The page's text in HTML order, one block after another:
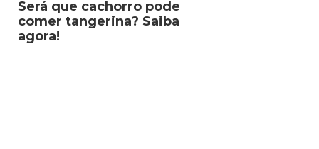
Será que cachorro pode
comer tangerina? Saiba
agora!